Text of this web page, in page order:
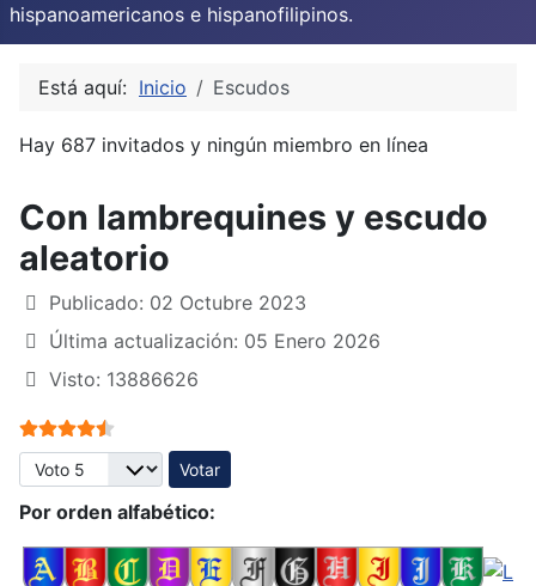
hispanoamericanos e hispanofilipinos.
Está aquí: Inicio Escudos
Hay 687 invitados y ningún miembro en línea
Con lambrequines y escudo
aleatorio
Publicado: 02 Octubre 2023
Última actualización: 05 Enero 2026
Visto: 13886626
Ratio:4.5/
Por favor, vote
Por orden alfabético: